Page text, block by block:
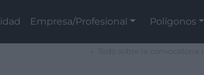
Empresa/Profesional Polígonos